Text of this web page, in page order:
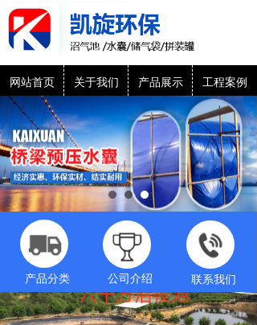
网站首页 关于我们 产品展示 工程案例
产品分类 公司介绍 联系我们